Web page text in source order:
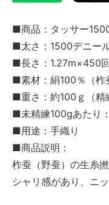
■商品：タッサー
■太さ：1500デニー
■長さ：1.27m×450
■素材：絹100％（柞
■重さ：約100ｇ（精
■未精練100gあたり
■用途：手織り
■商品説明：
柞蚕（野蚕）の生糸
シャリ感があり、ニ